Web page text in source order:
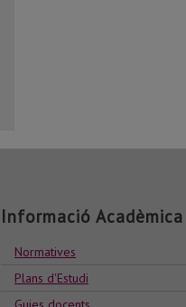
Informació Acadèmica
Normatives
Plans d'Estudi